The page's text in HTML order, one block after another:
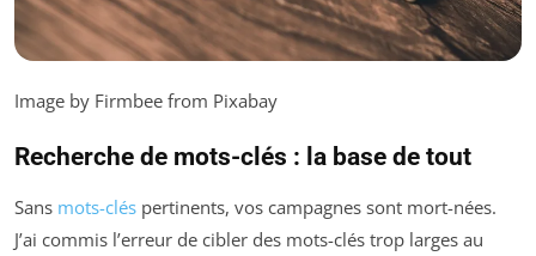
Image by Firmbee from Pixabay
Recherche de mots-clés : la base de tout
Sans mots-clés pertinents, vos campagnes sont mort-nées.
J’ai commis l’erreur de cibler des mots-clés trop larges au